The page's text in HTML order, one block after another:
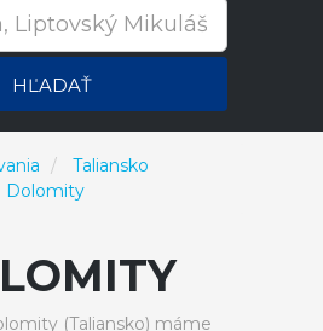
HĽADAŤ
Taliansko
Dolomity
(Taliansko) máme